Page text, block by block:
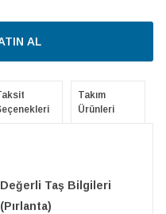
AL
Takım
Ürünleri
Değerli Taş Bilgileri
(Pırlanta)